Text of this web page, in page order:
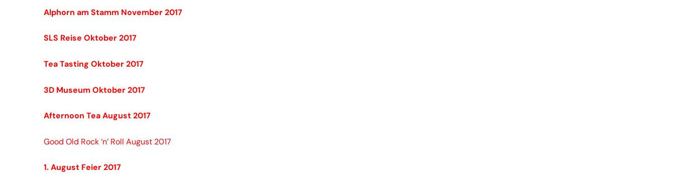
Alphorn am Stamm November 2017
SLS Reise Oktober 2017
Tea Tasting Oktober 2017
3D Museum Oktober 2017
Afternoon Tea August 2017
Good Old Rock ‘n’ Roll August 2017
1. August Feier 2017